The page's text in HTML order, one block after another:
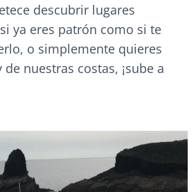
descubrir lugares
ya eres patrón como si te
o simplemente quieres
nuestras costas, ¡sube a